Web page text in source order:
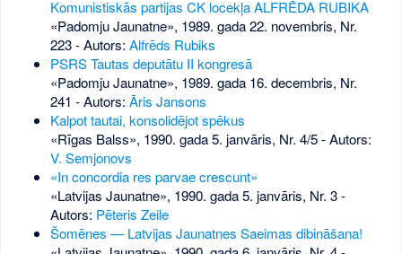
Komunistiskās partijas CK locekļa ALFRĒDA RUBIKA
«Padomju Jaunatne», 1989. gada 22. novembris, Nr.
223- Autors: Alfrēds Rubiks
PSRS Tautas deputātu II kongresā
«Padomju Jaunatne», 1989. gada 16. decembris, Nr.
241 - Autors: Āris Jansons
Kalpot tautai, konsolidējot spēkus
«Rīgas Balss», 1990. gada 5. janvāris, Nr. 4/5- Autors:
V. Semjonovs
«In concordia res parvae crescunt»
«Latvijas Jaunatne», 1990. gada 5. janvāris, Nr. 3-
Autors: Pēteris Zeile
Šomēnes — Latvijas Jaunatnes Saeimas dibināšana!